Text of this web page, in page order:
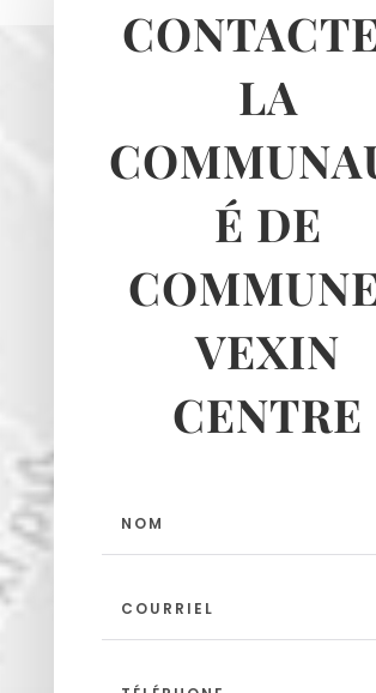
LA
É DE
VEXIN
CENTRE